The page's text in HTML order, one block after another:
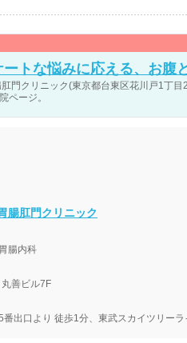
トな悩みに応える、お腹
門クリニック(東京都台東区花川戸1丁
ページ。
腸肛門クリニック
腸内科
善ビル7F